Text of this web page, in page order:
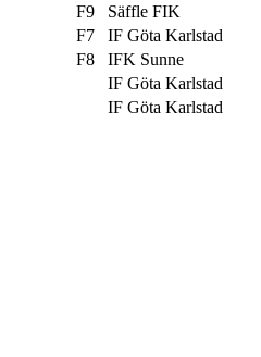
F9
Säffle FIK
F7
IF Göta Karlstad
F8
IFK Sunne
IF Göta Karlstad
IF Göta Karlstad